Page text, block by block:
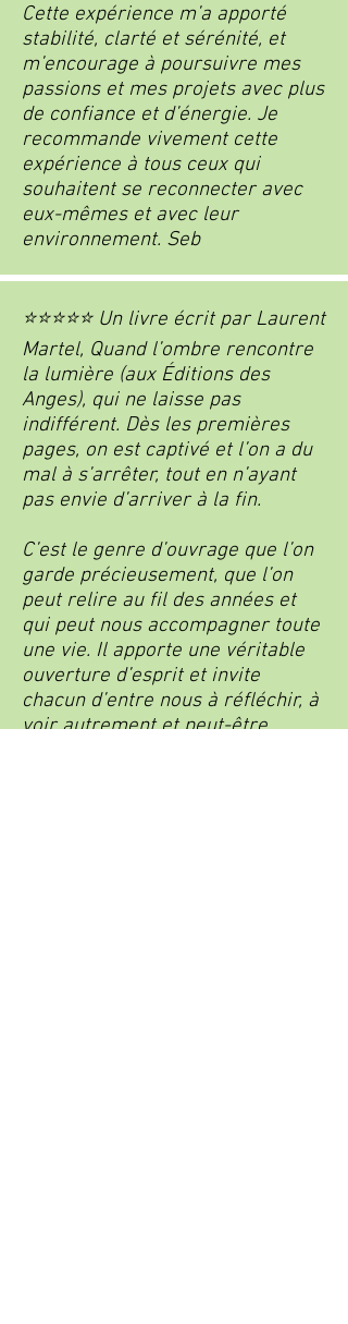
Cette expérience m’a apporté
stabilité, clarté et sérénité, et
m’encourage à poursuivre mes
passions et mes projets avec plus
de confiance et d’énergie. Je
recommande vivement cette
expérience à tous ceux qui
souhaitent se reconnecter avec
eux-mêmes et avec leur
environnement. Seb
⭐⭐⭐⭐⭐ Un livre écrit par Laurent
Martel, Quand l’ombre rencontre
la lumière (aux Éditions des
Anges), qui ne laisse pas
indifférent. Dès les premières
pages, on est captivé et l’on a du
mal à s’arrêter, tout en n’ayant
pas envie d’arriver à la fin.
C’est le genre d’ouvrage que l’on
garde précieusement, que l’on
peut relire au fil des années et
qui peut nous accompagner toute
une vie. Il apporte une véritable
ouverture d’esprit et invite
chacun d’entre nous à réfléchir, à
voir autrement et peut-être